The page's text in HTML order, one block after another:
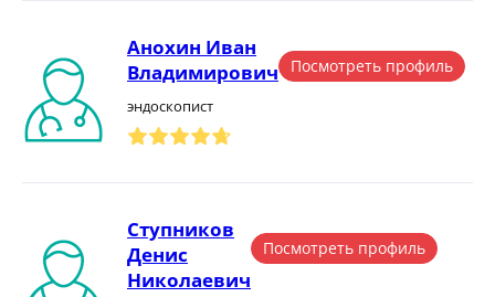
Анохин Иван
Владимирович
эндоскопист
Посмотреть профиль
Ступников
Денис
Николаевич
Посмотреть профиль